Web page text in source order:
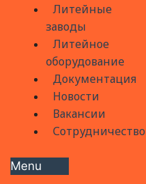
Литейные
заводы
Литейное
оборудование
Документация
Новости
Вакансии
Сотрудничество
Menu